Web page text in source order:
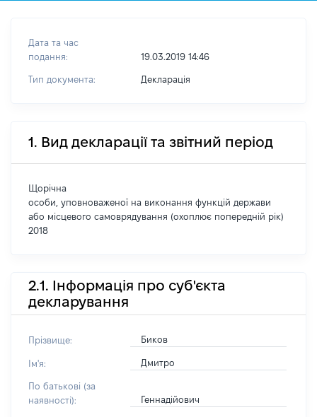
Дата та час
подання:
19.03.2019 14:46
Тип документа: Декларація
1. Вид декларації та звітний період
Щорічна
особи, уповноваженої на виконання функцій держави
або місцевого самоврядування (охоплює попередній рік)
2018
2.1. Інформація про суб'єкта
декларування
Прізвище: Биков
Ім'я: Дмитро
По батькові (за
наявності):
Геннадійович